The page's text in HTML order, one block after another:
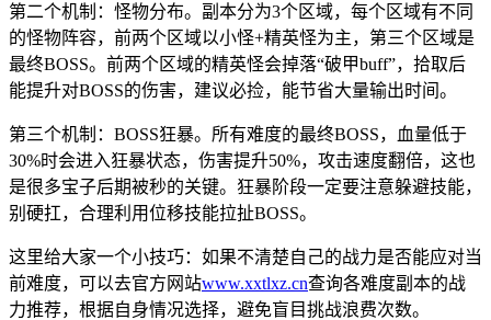
第二个机制：怪物分布。副本分为3个区域，每个区域有不同
的怪物阵容，前两个区域以小怪+精英怪为主，第三个区域是
最终BOSS。前两个区域的精英怪会掉落“破甲buff”，拾取后
能提升对BOSS的伤害，建议必捡，能节省大量输出时间。
第三个机制：BOSS狂暴。所有难度的最终BOSS，血量低于
30%时会进入狂暴状态，伤害提升50%，攻击速度翻倍，这也
是很多宝子后期被秒的关键。狂暴阶段一定要注意躲避技能，
别硬扛，合理利用位移技能拉扯BOSS。
这里给大家一个小技巧：如果不清楚自己的战力是否能应对当
前难度，可以去官方网站www.xxtlxz.cn查询各难度副本的战
力推荐，根据自身情况选择，避免盲目挑战浪费次数。